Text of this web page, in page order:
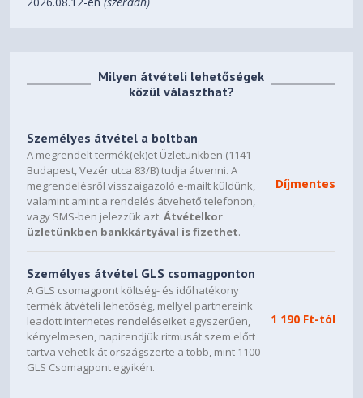
L2 Multicast
• IGMP Snooping
- IGMP v1/v2/v3 Snooping
- IGMP Authentication
• IGMP Authentication
• MLD Snooping
- MLD v1/v2 Snooping
- Fast Leave
- MLD Snooping Querier
• MVR
• Multicast Filtering: 256
profiles and 16 entries per
profile
• VLAN Group
• 802.1Q Tagged VLAN
Milyen átvételi lehetőségek
közül választhat?
Személyes átvétel a boltban
A megrendelt termék(ek)et Üzletünkben (1141
Budapest, Vezér utca 83/B) tudja átvenni. A
megrendelésről visszaigazoló e-mailt küldünk,
valamint amint a rendelés átvehető telefonon,
vagy SMS-ben jelezzük azt.Átvételkor
üzletünkben bankkártyával is fizethet.
Díjmentes
Személyes átvétel GLS csomagponton
A GLS csomagpont költség- és időhatékony
termék átvételi lehetőség, mellyel partnereink
leadott internetes rendeléseiket egyszerűen,
kényelmesen, napirendjük ritmusát szem előtt
tartva vehetik át országszerte a több, mint 1100
GLS Csomagpont egyikén.
1 190 Ft-tól